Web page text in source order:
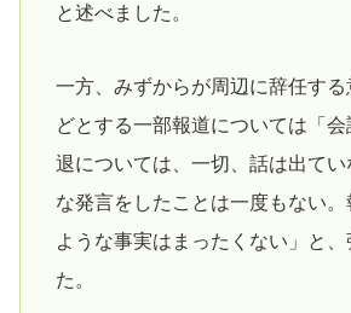
と述べました。
一方、みずからが周辺に辞任す
どとする一部報道については「
退については、一切、話は出てい
な発言をしたことは一度もない
ような事実はまったくない」と
た。